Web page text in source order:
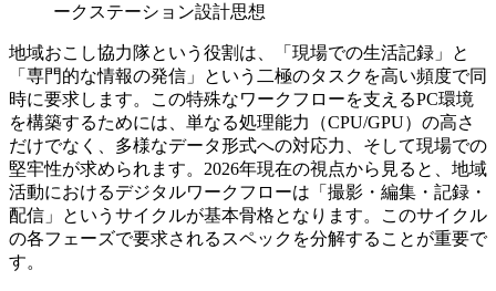
ークステーション設計思想
地域おこし協力隊という役割は、「現場での生活記録」と
「専門的な情報の発信」という二極のタスクを高い頻度で同
時に要求します。この特殊なワークフローを支えるPC環境
を構築するためには、単なる処理能力（CPU/GPU）の高さ
だけでなく、多様なデータ形式への対応力、そして現場での
堅牢性が求められます。2026年現在の視点から見ると、地域
活動におけるデジタルワークフローは「撮影・編集・記録・
配信」というサイクルが基本骨格となります。このサイクル
の各フェーズで要求されるスペックを分解することが重要で
す。